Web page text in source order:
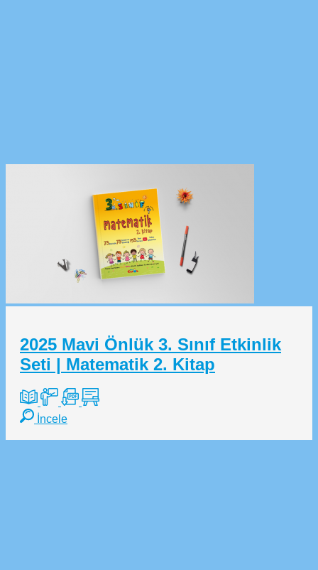
2025 Mavi Önlük 3. Sınıf Etkinlik
Seti | Matematik 2. Kitap
İncele